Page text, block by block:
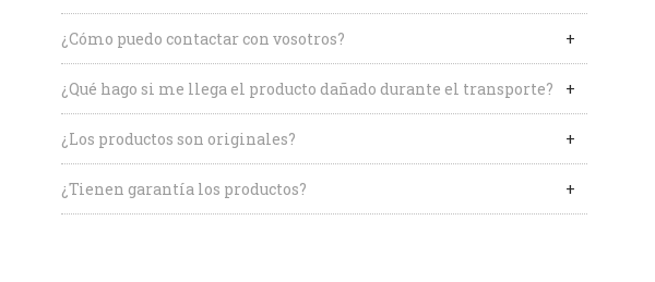
¿Cómo puedo contactar con vosotros?
¿Qué hago si me llega el producto dañado durante el transporte?
¿Los productos son originales?
¿Tienen garantía los productos?